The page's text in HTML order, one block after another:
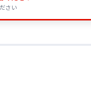
さい